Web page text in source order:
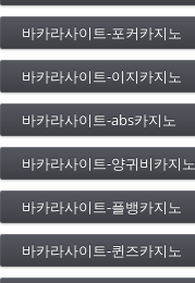
바카라사이트-포커카지노
바카라사이트-이지카지노
바카라사이트-abs카지노
바카라사이트-양귀비카지노
바카라사이트-플뱅카지노
바카라사이트-퀸즈카지노